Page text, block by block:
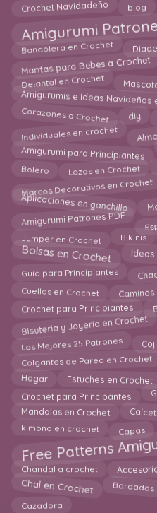
Crochet Navidadeño blog
Amigurumi
Bandolera en Crochet
Mantas para Bebes a Crochet
Delantal en Crochet
Amigurumis e Ideas Navideñas
Corazones a Crochet diy
Individuales en crochet
Amigurumi para Principiantes
Bolero Lazos en Crochet
Marcos Decorativos en Crochet
Aplicaciones en ganchillo
Amigurumi Patrones PDF
Jumper en Crochet Bikinis
Bolsas en Crochet
Guía para Principiantes
Cuellos en Crochet
Crochet para Principiantes
Bisuteria y Joyeria en Crochet
Los Mejores 25 Patrones
Colgantes de Pared en Crochet
Hogar Estuches en Crochet
Crochet para Principantes
Mandalas en Crochet
kimono en crochet Capas
Free Patterns
Chandal a crochet
Chal en Crochet Bordados
Cazadora